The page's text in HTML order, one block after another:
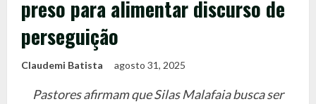
preso para alimentar discurso de
perseguição
Claudemi Batista agosto 31, 2025
Pastores afirmam que Silas Malafaia busca ser